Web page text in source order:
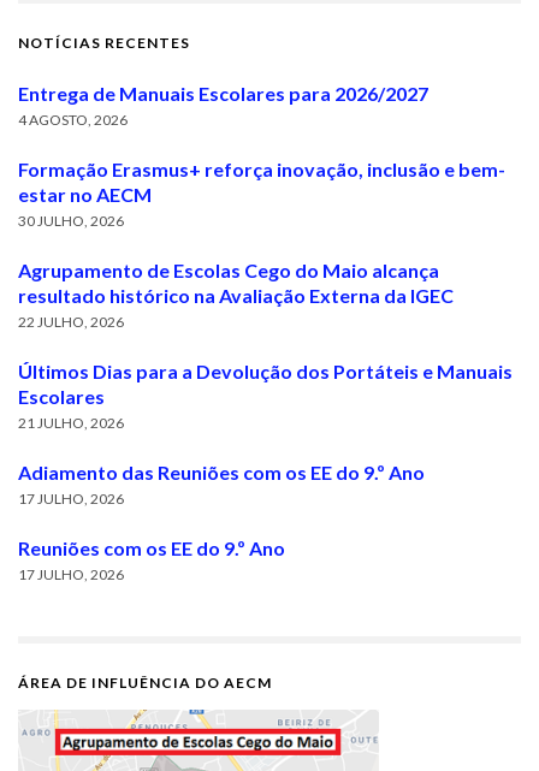
NOTÍCIAS RECENTES
Entrega de Manuais Escolares para 2026/2027
4 AGOSTO, 2026
Formação Erasmus+ reforça inovação, inclusão e bem-
estar no AECM
30 JULHO, 2026
Agrupamento de Escolas Cego do Maio alcança
resultado histórico na Avaliação Externa da IGEC
22 JULHO, 2026
Últimos Dias para a Devolução dos Portáteis e Manuais
Escolares
21 JULHO, 2026
Adiamento das Reuniões com os EE do 9.º Ano
17 JULHO, 2026
Reuniões com os EE do 9.º Ano
17 JULHO, 2026
ÁREA DE INFLUÊNCIA DO AECM